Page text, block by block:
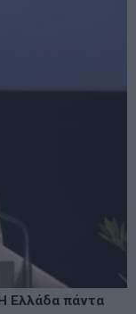
Ελλάδα πάντα